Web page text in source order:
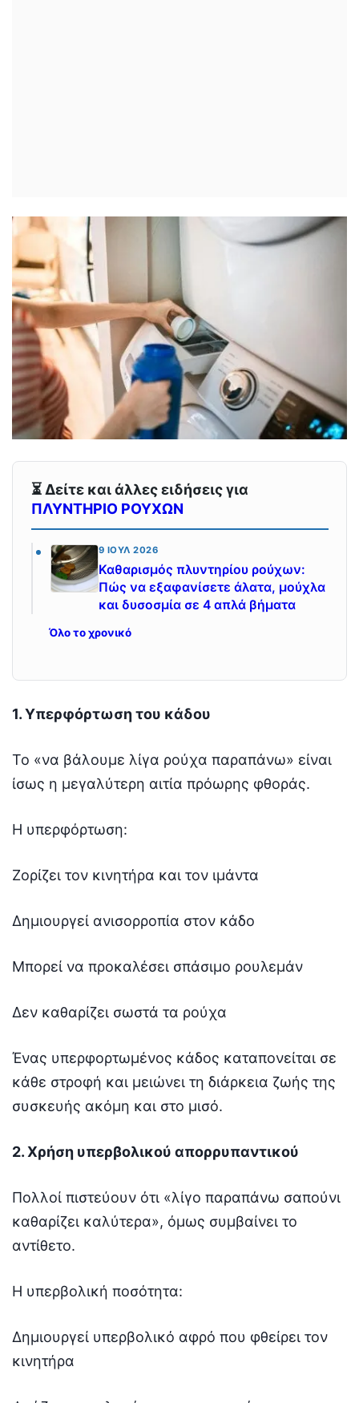
⏳ Δείτε και άλλες ειδήσεις για
ΠΛΥΝΤΗΡΙΟ ΡΟΥΧΩΝ
9 ΙΟΎΛ 2026
Καθαρισμός πλυντηρίου ρούχων:
Πώς να εξαφανίσετε άλατα, μούχλα
και δυσοσμία σε 4 απλά βήματα
Όλο το χρονικό
1. Υπερφόρτωση του κάδου
Το «να βάλουμε λίγα ρούχα παραπάνω» είναι
ίσως η μεγαλύτερη αιτία πρόωρης φθοράς.
Η υπερφόρτωση:
Ζορίζει τον κινητήρα και τον ιμάντα
Δημιουργεί ανισορροπία στον κάδο
Μπορεί να προκαλέσει σπάσιμο ρουλεμάν
Δεν καθαρίζει σωστά τα ρούχα
Ένας υπερφορτωμένος κάδος καταπονείται σε
κάθε στροφή και μειώνει τη διάρκεια ζωής της
συσκευής ακόμη και στο μισό.
2. Χρήση υπερβολικού απορρυπαντικού
Πολλοί πιστεύουν ότι «λίγο παραπάνω σαπούνι
καθαρίζει καλύτερα», όμως συμβαίνει το
αντίθετο.
Η υπερβολική ποσότητα:
Δημιουργεί υπερβολικό αφρό που φθείρει τον
κινητήρα